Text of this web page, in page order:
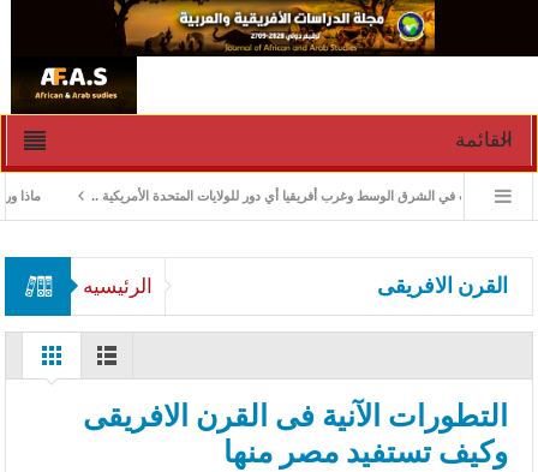
القائمة
ماذا ورث الأزمات في الشرق الوسط وغرب أفريقيا أي دور للولايات المتحدة الأمريكية ..
الرئيسيه القرن الافريقى
التطورات الآنية فى القرن الافريقى
وكيف تستفيد مصر منها‎